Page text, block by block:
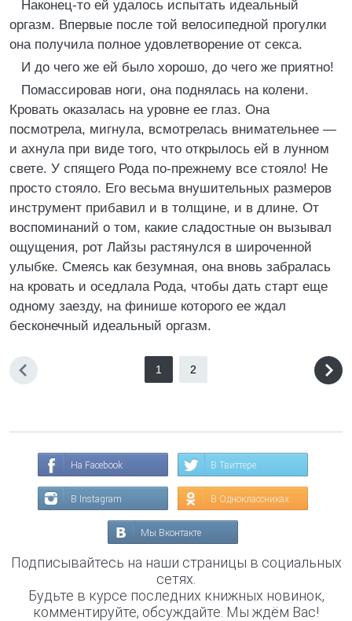
Наконец-то ей удалось испытать идеальный
оргазм. Впервые после той велосипедной прогулки
она получила полное удовлетворение от секса.
И до чего же ей было хорошо, до чего же приятно!
Помассировав ноги, она поднялась на колени.
Кровать оказалась на уровне ее глаз. Она
посмотрела, мигнула, всмотрелась внимательнее —
и ахнула при виде того, что открылось ей в лунном
свете. У спящего Рода по-прежнему все стояло! Не
просто стояло. Его весьма внушительных размеров
инструмент прибавил и в толщине, и в длине. От
воспоминаний о том, какие сладостные он вызывал
ощущения, рот Лайзы растянулся в широченной
улыбке. Смеясь как безумная, она вновь забралась
на кровать и оседлала Рода, чтобы дать старт еще
одному заезду, на финише которого ее ждал
бесконечный идеальный оргазм.
1 2
На Facebook В Твиттере
В Instagram В Одноклассниках
Мы Вконтакте
Подписывайтесь на наши страницы в социальных
сетях.
Будьте в курсе последних книжных новинок,
комментируйте, обсуждайте. Мы ждём Вас!